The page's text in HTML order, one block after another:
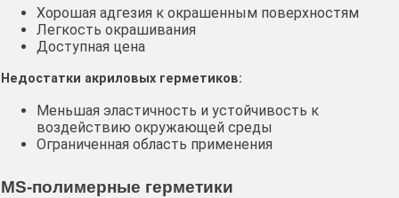
Хорошая адгезия к окрашенным поверхностям
Легкость окрашивания
Доступная цена
Недостатки акриловых герметиков:
Меньшая эластичность и устойчивость к
воздействию окружающей среды
Ограниченная область применения
MS-полимерные герметики